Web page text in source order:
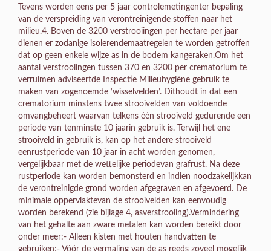
Tevens worden eens per 5 jaar controlemetingenter bepaling
van de verspreiding van verontreinigende stoffen naar het
milieu.4. Boven de 3200 verstrooiingen per hectare per jaar
dienen er zodanige isolerendemaatregelen te worden getroffen
dat op geen enkele wijze as in de bodem kangeraken.Om het
aantal verstrooiingen tussen 370 en 3200 per crematorium te
verruimen adviseertde Inspectie Milieuhygiëne gebruik te
maken van zogenoemde ‘wisselvelden’. Dithoudt in dat een
crematorium minstens twee strooivelden van voldoende
omvangbeheert waarvan telkens één strooiveld gedurende een
periode van tenminste 10 jaarin gebruik is. Terwijl het ene
strooiveld in gebruik is, kan op het andere strooiveld
eenrustperiode van 10 jaar in acht worden genomen,
vergelijkbaar met de wettelijke periodevan grafrust. Na deze
rustperiode kan worden bemonsterd en indien noodzakelijkkan
de verontreinigde grond worden afgegraven en afgevoerd. De
minimale oppervlaktevan de strooivelden kan eenvoudig
worden berekend (zie bijlage 4, asverstrooiing).Vermindering
van het gehalte aan zware metalen kan worden bereikt door
onder meer:- Alleen kisten met houten handvatten te
gebruiken;- Vóór de vermaling van de as reeds zoveel mogelijk